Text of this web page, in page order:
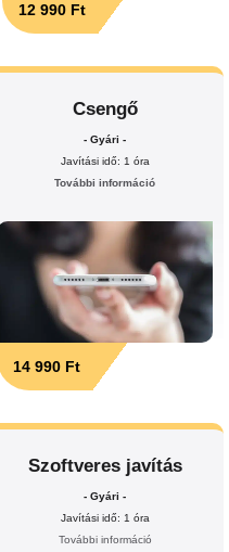
12 990 Ft
Csengő
- Gyári -
Javítási idő: 1 óra
További információ
14 990 Ft
Szoftveres javítás
- Gyári -
Javítási idő: 1 óra
További információ